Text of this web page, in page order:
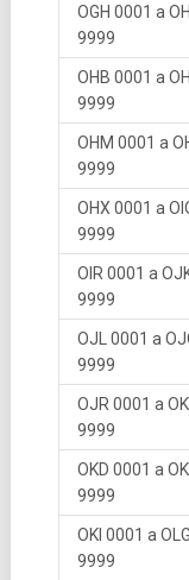
OGH 0001 a
9999
OHB 0001 a OHL
9999
OHM 0001 a
9999
OHX 0001 a
9999
OIR 0001 a
9999
OJL 0001 a
9999
OJR 0001 a
9999
OKD 0001 a
9999
OKI 0001 a OLG
9999